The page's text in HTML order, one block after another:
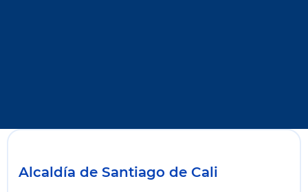
Alcaldía de Santiago de Cali